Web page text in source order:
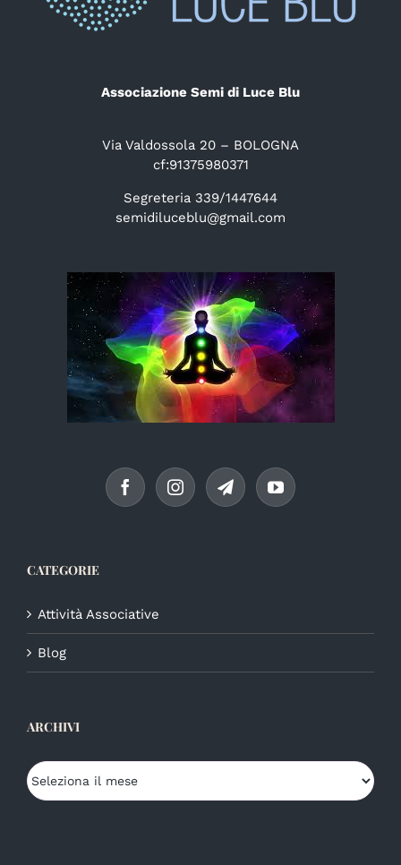
Associazione Semi di Luce Blu
Via Valdossola 20 – BOLOGNA
cf:91375980371
Segreteria 339/1447644
semidiluceblu@gmail.com
CATEGORIE
Attività Associative
Blog
ARCHIVI
Archivi